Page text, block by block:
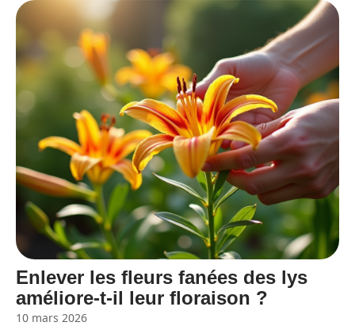
Enlever les fleurs fanées des lys
améliore-t-il leur floraison ?
10 mars 2026